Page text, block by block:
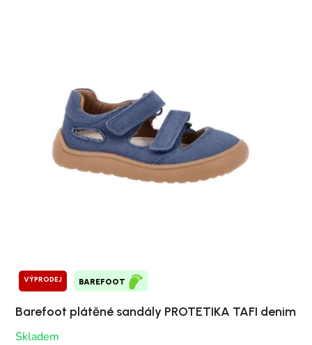
VÝPRODEJ BAREFOOT
Barefoot plátěné sandály PROTETIKA TAFI denim
Skladem